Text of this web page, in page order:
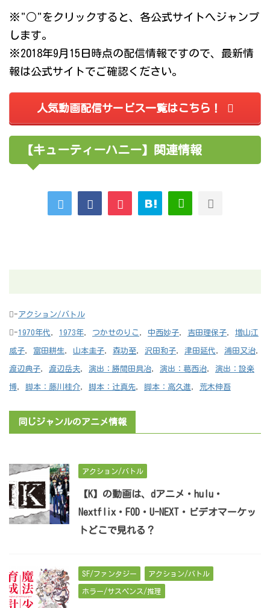
※"○"をクリックすると、各公式サイトへジャンプ
します。
※2018年9月15日時点の配信情報ですので、最新情
報は公式サイトでご確認ください。
人気動画配信サービス一覧はこちら！
【キューティーハニー】関連情報
- アクション/バトル
-1970年代, 1973年, つかせのりこ , 中西妙子, 吉田理保子, 増山江
威子, 富田耕生, 山本圭子, 森功至, 沢田和子, 津田延代, 浦田又治,
渡辺典子, 渡辺岳夫, 演出：勝間田具冶, 演出：葛西治, 演出：設楽
博, 脚本：藤川桂介, 脚本：辻真先, 脚本：高久進, 荒木伸吾
同じジャンルのアニメ情報
アクション/バトル
【K】の動画は、dアニメ・hulu・
Nextflix・FOD・U-NEXT・ビデオマーケッ
トどこで見れる？
SF/ファンタジー アクション/バトル
ホラー/サスペンス/推理